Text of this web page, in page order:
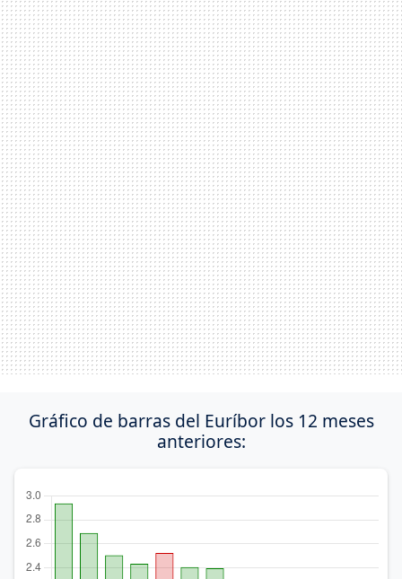
Gráfico de barras del Euríbor los 12 meses
anteriores: